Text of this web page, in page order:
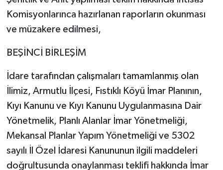
Komisyonlarınca hazırlanan raporların okunması
ve müzakere edilmesi,
BEŞİNCİ BİRLEŞİM
İdare tarafından çalışmaları tamamlanmış olan
İlimiz, Armutlu İlçesi, Fıstıklı Köyü İmar Planının,
Kıyı Kanunu ve Kıyı Kanunu Uygulanmasına Dair
Yönetmelik, Planlı Alanlar İmar Yönetmeliği,
Mekansal Planlar Yapım Yönetmeliği ve 5302
sayılı İl Özel İdaresi Kanununun ilgili maddeleri
doğrultusunda onaylanması teklifi hakkında İmar